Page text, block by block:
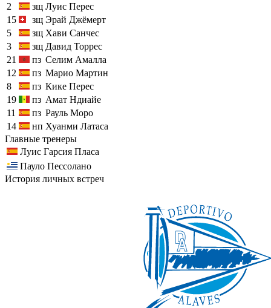
2
зщ Луис Перес
15
зщ Эрай Джёмерт
5
зщ Хави Санчес
3
зщ Давид Торрес
21
пз Селим Амалла
12
пз Марио Мартин
8
пз Кике Перес
19
пз Амат Ндиайе
11
пз Рауль Моро
14
нп Хуанми Латаса
Главные тренеры
Луис Гарсия Пласа
Пауло Пессолано
История личных встреч